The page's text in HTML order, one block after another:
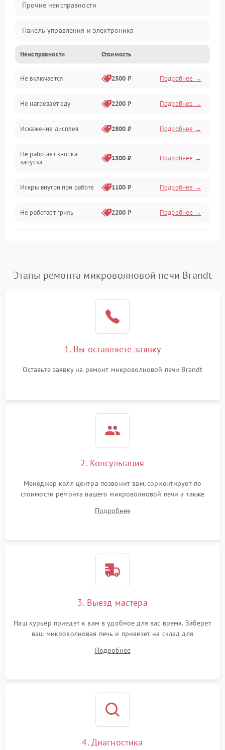
Прочие неисправности
Панель управления и электроника
Дверца и корпус
Механика и внутренние элементы
Механические повреждения
Питание и запуск
Нагрев и приготовление
Программное обеспечение
Неисправности Стоимость
Не включается 2500 ₽ Подробнее →
Не нагревает еду 2200 ₽ Подробнее →
Искажение дисплея 2800 ₽ Подробнее →
Не работает кнопка
запуска
1500 ₽ Подробнее →
Искры внутри при работе 1100 ₽ Подробнее →
Не работает гриль 2200 ₽ Подробнее →
Подробнее →
2200 ₽
Не работают сенсорные
1000 ₽
Этапы ремонта микроволновой печи Brandt
1. Вы оставляете заявку
Оставьте заявку на ремонт микроволновой печи Brandt
2. Консультация
Менеджер колл центра позвонит вам, сориентирует по
стоимости ремонта вашего микроволновой печи а также
Подробнее
3. Выезд мастера
Наш курьер приедет к вам в удобное для вас время. Заберет
ваш микроволновая печь и привезет на склад для
Подробнее
4. Диагностика